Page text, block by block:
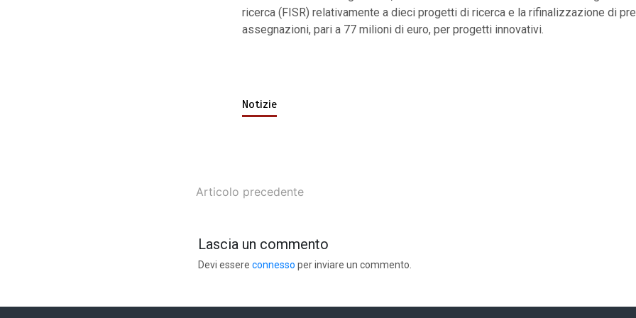
ricerca (FISR) relativamente a dieci progetti di ricerca e la rifinalizzazione di
assegnazioni, pari a 77 milioni di euro, per progetti innovativi.
Notizie
Articolo precedente
Lascia un commento
Devi essere connesso per inviare un commento.